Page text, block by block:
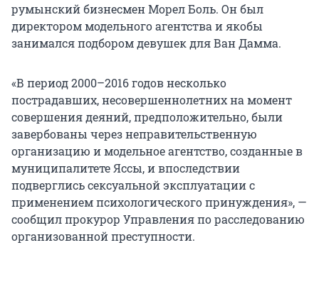
румынский бизнесмен Морел Боль. Он был
директором модельного агентства и якобы
занимался подбором девушек для Ван Дамма.
«В период 2000–2016 годов несколько
пострадавших, несовершеннолетних на момент
совершения деяний, предположительно, были
завербованы через неправительственную
организацию и модельное агентство, созданные в
муниципалитете Яссы, и впоследствии
подверглись сексуальной эксплуатации с
применением психологического принуждения», —
сообщил прокурор Управления по расследованию
организованной преступности.